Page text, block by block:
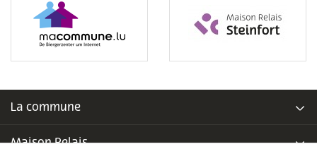
La commune
Maison Relais